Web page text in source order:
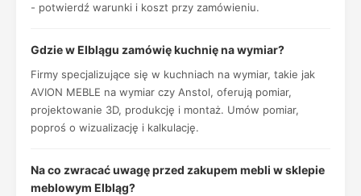
- potwierdź warunki i koszt przy zamówieniu.
Gdzie w Elblągu zamówię kuchnię na wymiar?
Firmy specjalizujące się w kuchniach na wymiar, takie jak
AVION MEBLE na wymiar czy Anstol, oferują pomiar,
projektowanie 3D, produkcję i montaż. Umów pomiar,
poproś o wizualizację i kalkulację.
Na co zwracać uwagę przed zakupem mebli w sklepie
meblowym Elbląg?